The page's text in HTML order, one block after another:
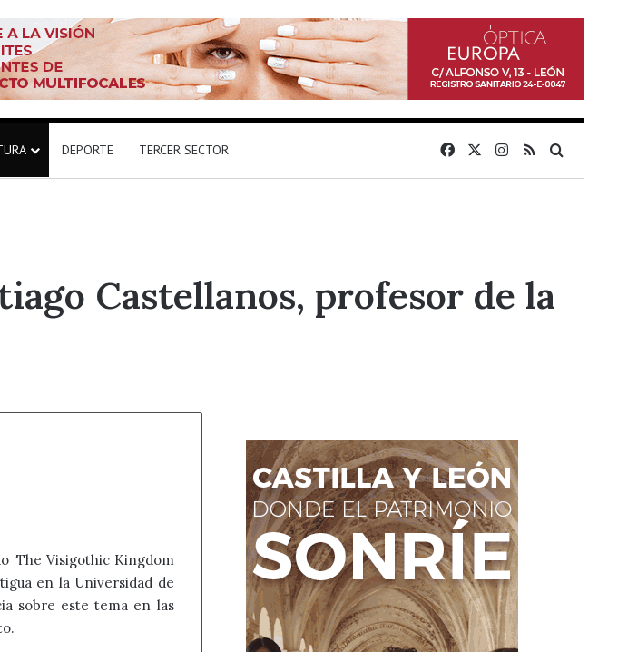
DEPORTE TERCER SECTOR FacebookInstagram
RSS
Castellanos, profesor de la
‘The Visigothic Kingdom
en la Universidad de
sobre este tema en las